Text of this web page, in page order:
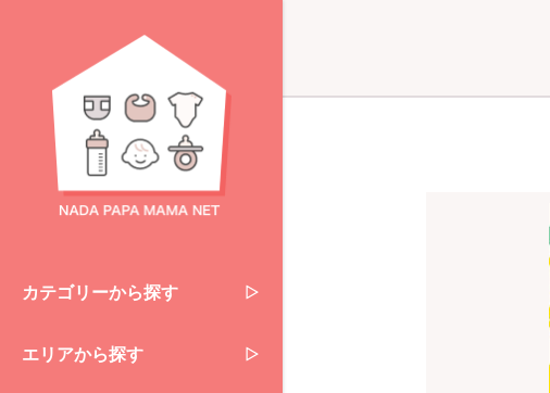
カテゴリーから探す
エリアから探す